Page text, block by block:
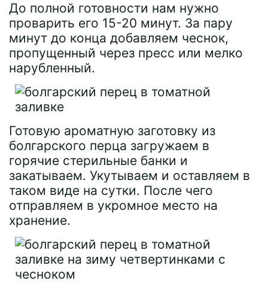
До полной готовности нам нужно
проварить его 15-20 минут. За пару
минут до конца добавляем чеснок,
пропущенный через пресс или мелко
нарубленный.
Готовую ароматную заготовку из
болгарского перца загружаем в
горячие стерильные банки и
закатываем. Укутываем и оставляем в
таком виде на сутки. После чего
отправляем в укромное место на
хранение.